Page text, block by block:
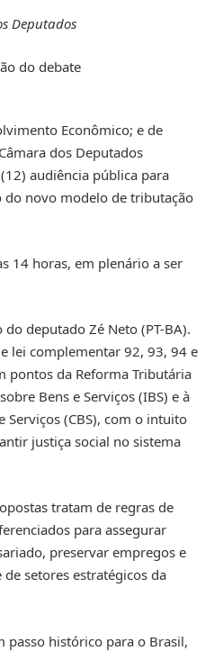
Deputados
do debate
Econômico; e de
dos Deputados
audiência pública para
novo modelo de tributação
14 horas, em plenário a ser
deputado Zé Neto (PT-BA).
lei complementar 92, 93, 94 e
pontos da Reforma Tributária
Bens e Serviços (IBS) e à
Serviços (CBS), com o intuito
justiça social no sistema
tratam de regras de
para assegurar
preservar empregos e
setores estratégicos da
passo histórico para o Brasil,